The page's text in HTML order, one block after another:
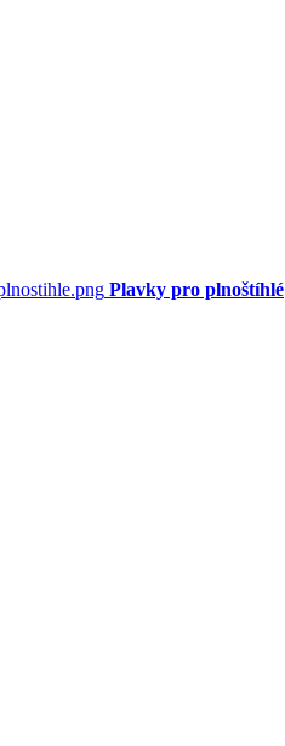
Plavky pro plnoštíhlé